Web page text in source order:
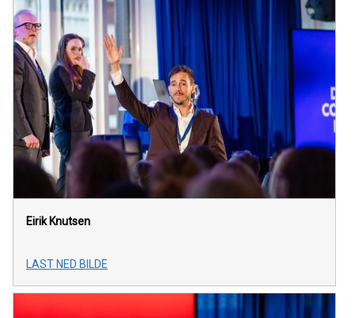
Eirik Knutsen
LAST NED BILDE